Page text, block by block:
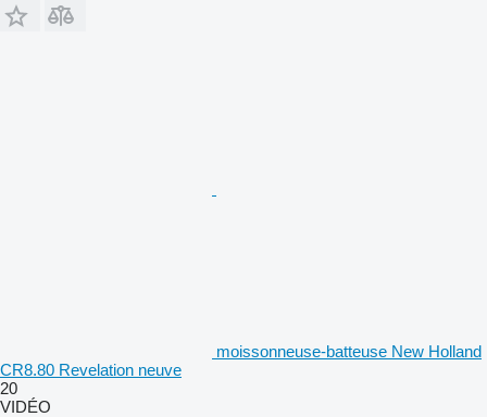
moissonneuse-batteuse New Holland
CR8.80 Revelation neuve
20
VIDÉO